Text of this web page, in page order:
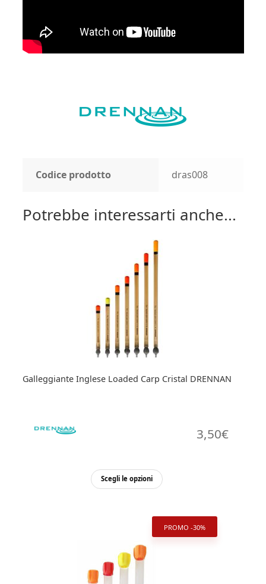
Codice prodotto dras008
Potrebbe interessarti anche...
Galleggiante Inglese Loaded Carp Cristal DRENNAN
3,50€
Scegli le opzioni
Questo
più
varianti.
PROMO -30%